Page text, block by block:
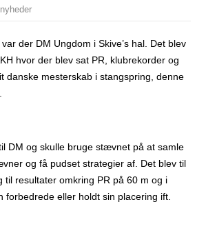
der DM Ungdom i Skive’s hal. Det blev
hvor der blev sat PR, klubrekorder og
danske mesterskab i stangspring, denne
DM og skulle bruge stævnet på at samle
og få pudset strategier af. Det blev til
til resultater omkring PR på 60 m og i
forbedrede eller holdt sin placering ift.